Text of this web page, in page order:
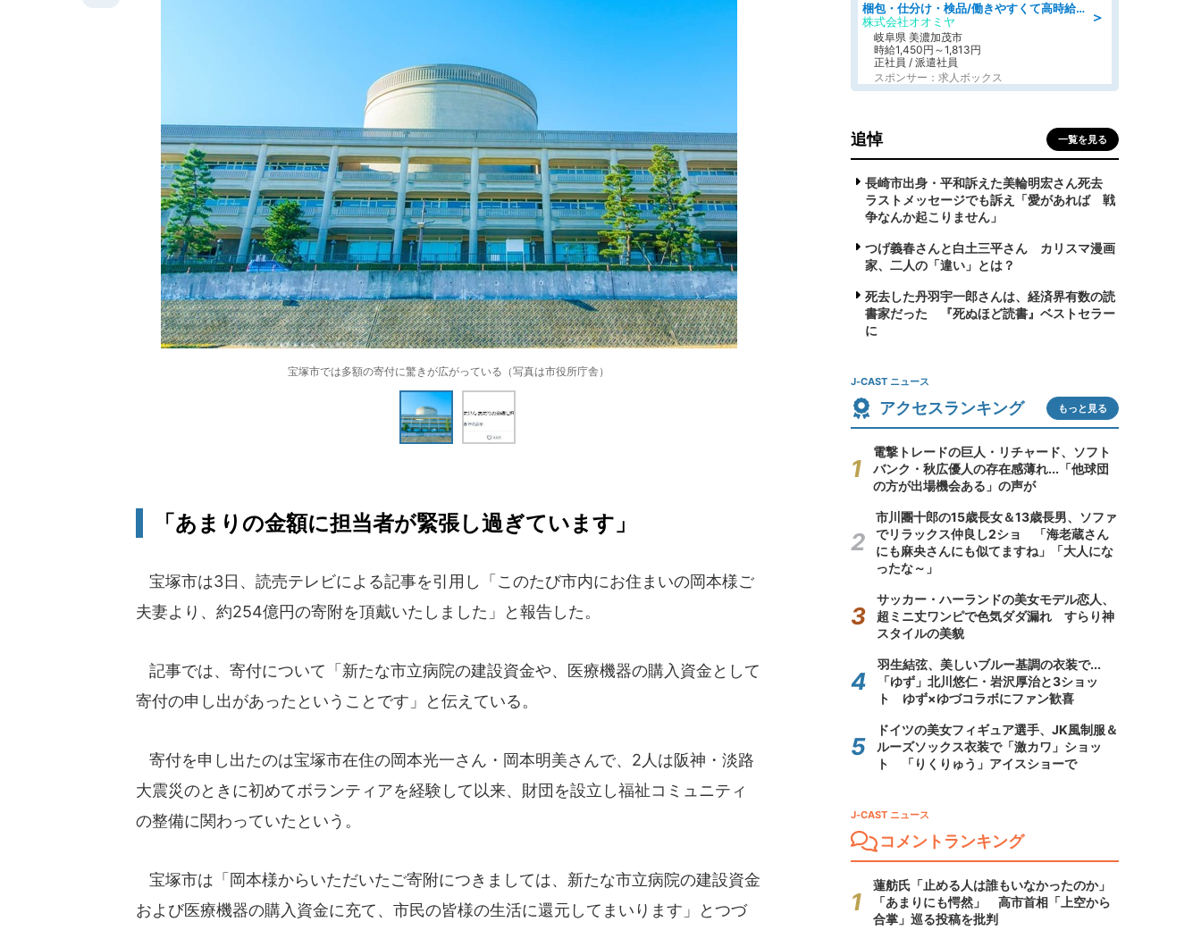
宝塚市では多額の寄付に驚きが広がっている（写真は市役所庁舎）
「あまりの金額に担当者が緊張し過ぎています」
宝塚市は3日、読売テレビによる記事を引用し「このたび市内にお住まいの岡本様ご
夫妻より、約254億円の寄附を頂戴いたしました」と報告した。
記事では、寄付について「新たな市立病院の建設資金や、医療機器の購入資金として
寄付の申し出があったということです」と伝えている。
寄付を申し出たのは宝塚市在住の岡本光一さん・岡本明美さんで、2人は阪神・淡路
大震災のときに初めてボランティアを経験して以来、財団を設立し福祉コミュニティ
の整備に関わっていたという。
宝塚市は「岡本様からいただいたご寄附につきましては、新たな市立病院の建設資金
および医療機器の購入資金に充て、市民の皆様の生活に還元してまいります」とつづ
＞
梱包・仕分け・検品/働きやすくて高時給の仕分け作業長期休暇充実/残業なし
株式会社オオミヤ
岐阜県 美濃加茂市
時給1,450円～1,813円
正社員 / 派遣社員
スポンサー：求人ボックス
追悼 一覧を見る
長崎市出身・平和訴えた美輪明宏さん死去
ラストメッセージでも訴え「愛があれば 戦
争なんか起こりません」
つげ義春さんと白土三平さん カリスマ漫画
家、二人の「違い」とは？
死去した丹羽宇一郎さんは、経済界有数の読
書家だった 『死ぬほど読書』ベストセラー
に
J-CAST ニュース
アクセスランキング もっと見る
電撃トレードの巨人・リチャード、ソフト
バンク・秋広優人の存在感薄れ...「他球団
の方が出場機会ある」の声が
市川團十郎の15歳長女＆13歳長男、ソファ
でリラックス仲良し2ショ 「海老蔵さん
にも麻央さんにも似てますね」「大人にな
ったな～」
サッカー・ハーランドの美女モデル恋人、
超ミニ丈ワンピで色気ダダ漏れ すらり神
スタイルの美貌
羽生結弦、美しいブルー基調の衣装で...
「ゆず」北川悠仁・岩沢厚治と3ショッ
ト ゆず×ゆづコラボにファン歓喜
ドイツの美女フィギュア選手、JK風制服＆
ルーズソックス衣装で「激カワ」ショッ
ト 「りくりゅう」アイスショーで
J-CAST ニュース
コメントランキング
蓮舫氏「止める人は誰もいなかったのか」
「あまりにも愕然」 高市首相「上空から
合掌」巡る投稿を批判